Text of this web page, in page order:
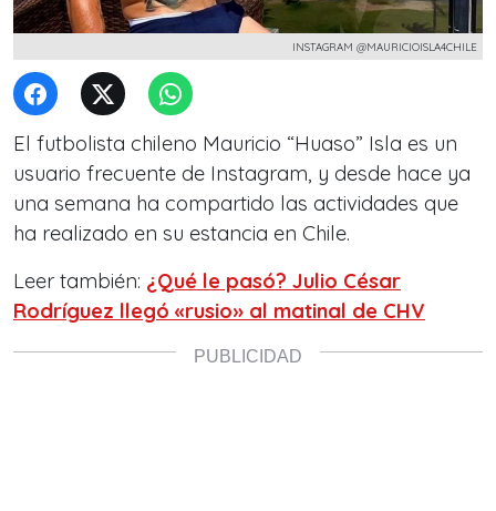
INSTAGRAM @MAURICIOISLA4CHILE
El futbolista chileno Mauricio “Huaso” Isla es un
usuario frecuente de Instagram, y desde hace ya
una semana ha compartido las actividades que
ha realizado en su estancia en Chile.
Leer también: ¿Qué le pasó? Julio César
Rodríguez llegó «rusio» al matinal de CHV